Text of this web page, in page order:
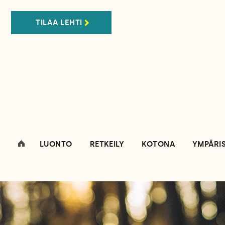
TILAA LEHTI
LUONTO RETKEILY KOTONA